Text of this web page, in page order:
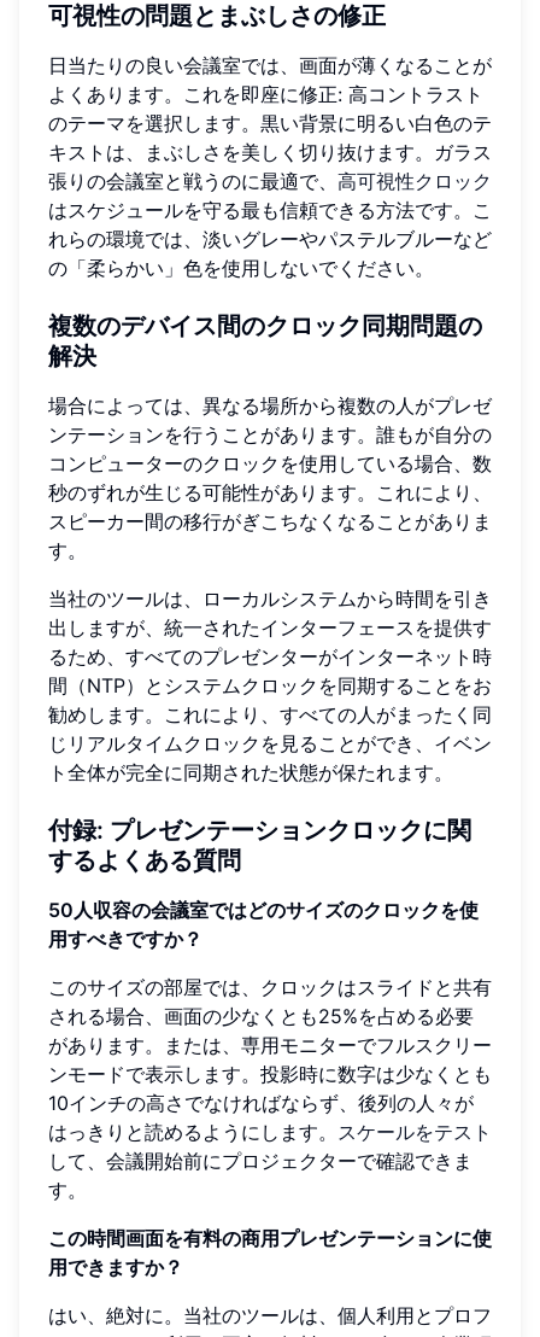
可視性の問題とまぶしさの修正
日当たりの良い会議室では、画面が薄くなることが
よくあります。これを即座に修正: 高コントラスト
のテーマを選択します。黒い背景に明るい白色のテ
キストは、まぶしさを美しく切り抜けます。ガラス
張りの会議室と戦うのに最適で、 高可視性クロック
はスケジュールを守る最も信頼できる方法です。こ
れらの環境では、淡いグレーやパステルブルーなど
の「柔らかい」色を使用しないでください。
複数のデバイス間のクロック同期問題の
解決
場合によっては、異なる場所から複数の人がプレゼ
ンテーションを行うことがあります。誰もが自分の
コンピューターのクロックを使用している場合、数
秒のずれが生じる可能性があります。これにより、
スピーカー間の移行がぎこちなくなることがありま
す。
当社のツールは、ローカルシステムから時間を引き
出しますが、統一されたインターフェースを提供す
るため、すべてのプレゼンターがインターネット時
間（NTP）とシステムクロックを同期することをお
勧めします。これにより、すべての人がまったく同
じリアルタイムクロックを見ることができ、イベン
ト全体が完全に同期された状態が保たれます。
付録: プレゼンテーションクロックに関
するよくある質問
50人収容の会議室ではどのサイズのクロックを使
用すべきですか？
このサイズの部屋では、クロックはスライドと共有
される場合、画面の少なくとも25%を占める必要
があります。または、専用モニターでフルスクリー
ンモードで表示します。投影時に数字は少なくとも
10インチの高さでなければならず、後列の人々が
はっきりと読めるようにします。 スケールをテスト
して、会議開始前にプロジェクターで確認できま
す。
この時間画面を有料の商用プレゼンテーションに使
用できますか？
はい、絶対に。当社のツールは、個人利用とプロフ